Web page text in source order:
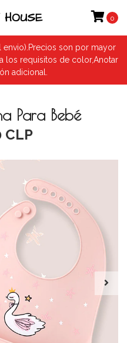
envio).Precios son por mayor
los requisitos de color,Anotar
adicional.
0
Para Bebé
CLP